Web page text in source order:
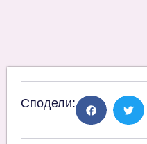
Сподели: